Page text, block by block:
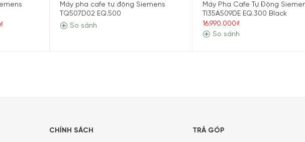
Máy pha cafe tự động Siemens
TQ507D02 EQ.500
So sánh
Máy Pha Cafe Tự Động
TI35A509DE EQ.300 Black
16.990.000₫
So sánh
CHÍNH SÁCH TRẢ GÓP